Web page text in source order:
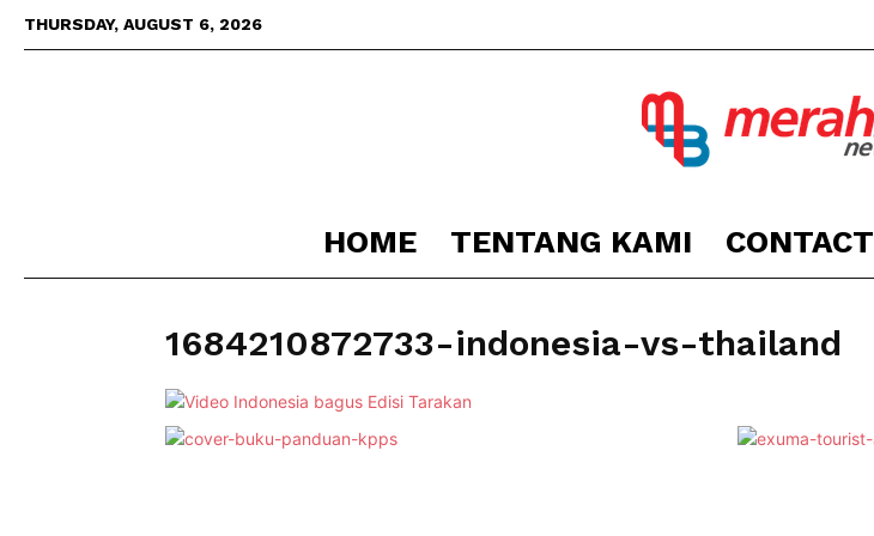
THURSDAY, AUGUST 6, 2026
Berita
HOME TENTANG KAMI CONTACT
1684210872733-indonesia-vs-thailand